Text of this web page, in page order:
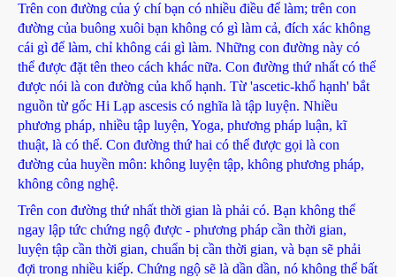
Trên con đường của ý chí bạn có nhiều điều để làm; trên con
đường của buông xuôi bạn không có gì làm cả, đích xác không
cái gì để làm, chỉ không cái gì làm. Những con đường này có
thể được đặt tên theo cách khác nữa. Con đường thứ nhất có thể
được nói là con đường của khổ hạnh. Từ 'ascetic-khổ hạnh' bắt
nguồn từ gốc Hi Lạp ascesis có nghĩa là tập luyện. Nhiều
phương pháp, nhiều tập luyện, Yoga, phương pháp luận, kĩ
thuật, là có thể. Con đường thứ hai có thể được gọi là con
đường của huyền môn: không luyện tập, không phương pháp,
không công nghệ.
Trên con đường thứ nhất thời gian là phải có. Bạn không thể
ngay lập tức chứng ngộ được - phương pháp cần thời gian,
luyện tập cần thời gian, chuẩn bị cần thời gian, và bạn sẽ phải
đợi trong nhiều kiếp. Chứng ngộ sẽ là dần dần, nó không thể bất